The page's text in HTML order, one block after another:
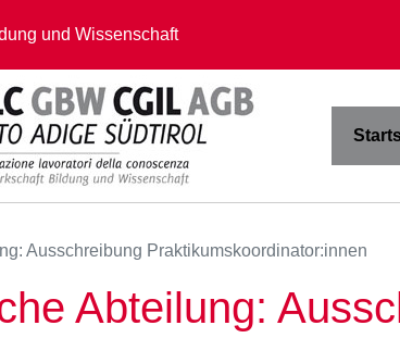
und Wissenschaft
Ausschreibung Praktikumskoordinator:innen
Abteilung: